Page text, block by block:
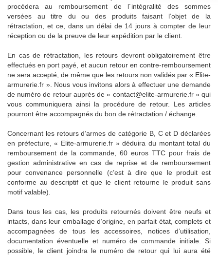
procédera au remboursement de l´intégralité des sommes
versées au titre du ou des produits faisant l’objet de la
rétractation, et ce, dans un délai de 14 jours à compter de leur
réception ou de la preuve de leur expédition par le client.
En cas de rétractation, les retours devront obligatoirement être
effectués en port payé, et aucun retour en contre-remboursement
ne sera accepté, de même que les retours non validés par « Elite-
armurerie.fr ». Nous vous invitons alors à effectuer une demande
de numéro de retour auprès de « contact@elite-armurerie.fr » qui
vous communiquera ainsi la procédure de retour. Les articles
pourront être accompagnés du bon de rétractation / échange.
Concernant les retours d’armes de catégorie B, C et D déclarées
en préfecture, « Elite-armurerie.fr » déduira du montant total du
remboursement de la commande, 60 euros TTC pour frais de
gestion administrative en cas de reprise et de remboursement
pour convenance personnelle (c’est à dire que le produit est
conforme au descriptif et que le client retourne le produit sans
motif valable).
Dans tous les cas, les produits retournés doivent être neufs et
intacts, dans leur emballage d’origine, en parfait état, complets et
accompagnées de tous les accessoires, notices d’utilisation,
documentation éventuelle et numéro de commande initiale. Si
possible, le client joindra le numéro de retour qui lui aura été